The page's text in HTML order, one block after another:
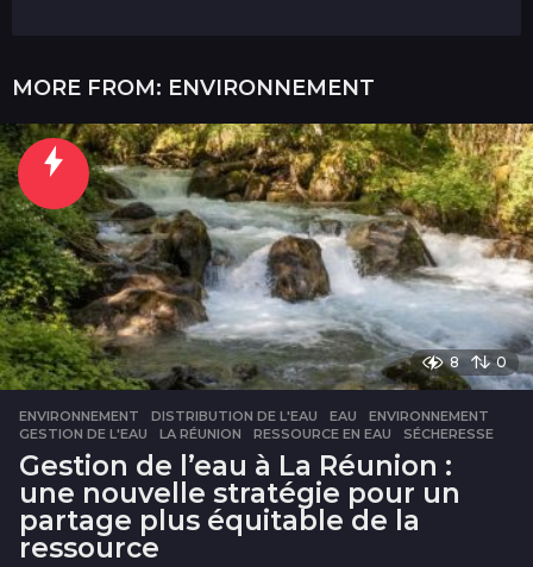
MORE FROM: ENVIRONNEMENT
8 0
ENVIRONNEMENT DISTRIBUTION DE L'EAU ,EAU ,ENVIRONNEMENT
GESTION DE L'EAU
,LA RÉUNION ,RESSOURCE EN EAU ,SÉCHERESSE
Gestion de l’eau à La Réunion :
une nouvelle stratégie pour un
partage plus équitable de la
ressource